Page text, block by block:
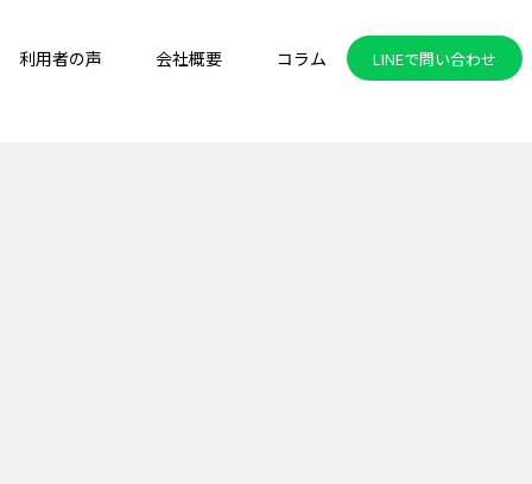
利用者の声 会社概要 コラム LINEで問い合わせ